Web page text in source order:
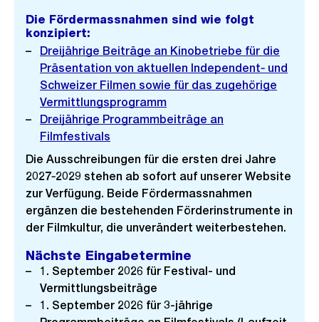
Die Fördermassnahmen sind wie folgt
konzipiert:
Dreijährige Beiträge an Kinobetriebe für die
Präsentation von aktuellen Independent‑ und
Schweizer Filmen sowie für das zugehörige
Vermittlungsprogramm
Dreijährige Programmbeiträge an
Filmfestivals
Die Ausschreibungen für die ersten drei Jahre
2027‑2029 stehen ab sofort auf unserer Website
zur Verfügung. Beide Fördermassnahmen
ergänzen die bestehenden Förderinstrumente in
der Filmkultur, die unverändert weiterbestehen.
Nächste Eingabetermine
1. September 2026 für Festival- und
Vermittlungsbeiträge
1. September 2026 für 3-jährige